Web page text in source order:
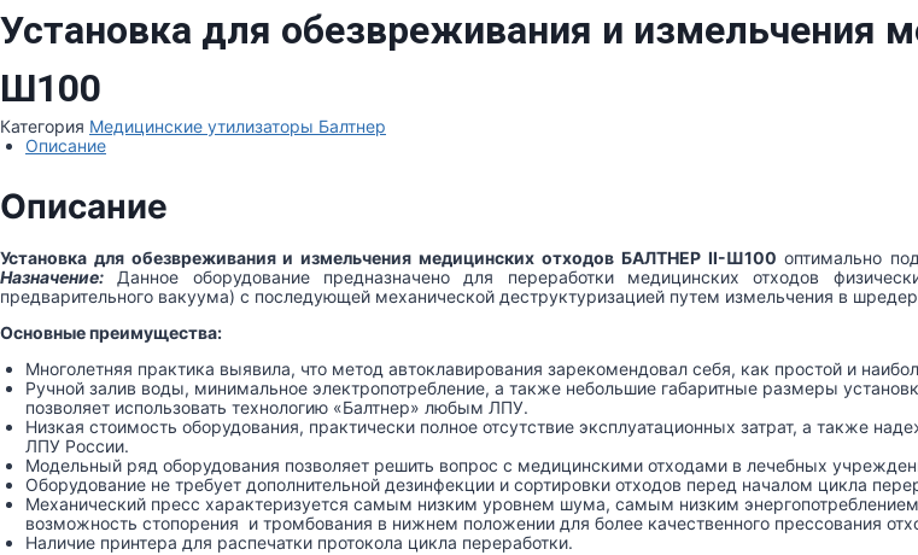
Установка для обезвреживания и измельчения
Ш100
Категория Медицинские утилизаторы Балтнер
Описание
Описание
Установка для обезвреживания и измельчения медицинских отходов БАЛТНЕР II-Ш100 оптимально
Назначение: Данное оборудование предназначено для переработки медицинских отходов
предварительного вакуума) с последующей механической деструктуризацией путем измельчения в
Основные преимущества:
Многолетняя практика выявила, что метод автоклавирования зарекомендовал себя, как простой и
Ручной залив воды, минимальное электропотребление, а также небольшие габаритные размеры
позволяет использовать технологию «Балтнер» любым ЛПУ.
Низкая стоимость оборудования, практически полное отсутствие эксплуатационных затрат, а также
ЛПУ России.
Модельный ряд оборудования позволяет решить вопрос с медицинскими отходами в лечебных
Оборудование не требует дополнительной дезинфекции и сортировки отходов перед началом цикла
Механический пресс характеризуется самым низким уровнем шума, самым низким
возможность стопорения и тромбования в нижнем положении для более качественного прессования
Наличие принтера для распечатки протокола цикла переработки.